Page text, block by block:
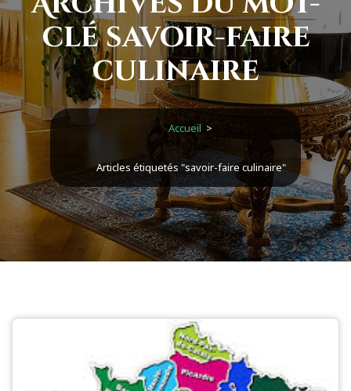
clé savoir-faire
culinaire
Accueil >
Articles étiquetés "savoir-faire culinaire"